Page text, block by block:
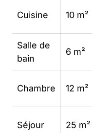
Cuisine 10 m²
Salle de
bain
6 m²
Chambre 12 m²
Séjour 25 m²